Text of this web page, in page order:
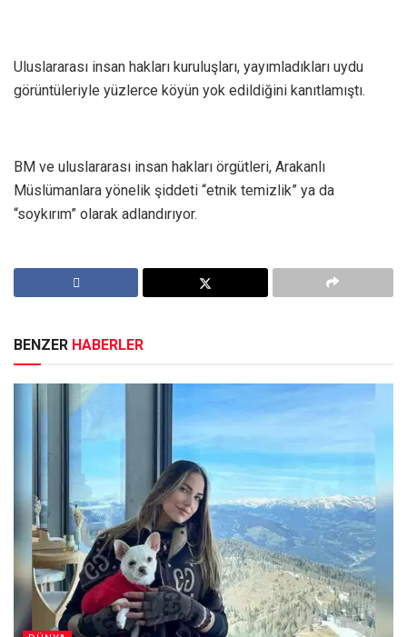
Uluslararası insan hakları kuruluşları, yayımladıkları uydu
görüntüleriyle yüzlerce köyün yok edildiğini kanıtlamıştı.
BM ve uluslararası insan hakları örgütleri, Arakanlı
Müslümanlara yönelik şiddeti “etnik temizlik” ya da
“soykırım” olarak adlandırıyor.
BENZER HABERLER